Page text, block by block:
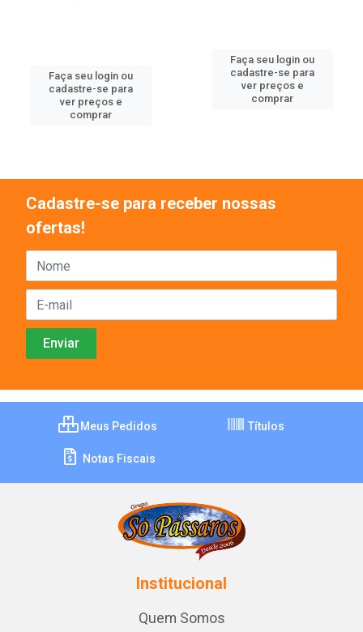
Faça seu login ou
cadastre-se para
ver preços e
comprar
Faça seu login ou
cadastre-se para
ver preços e
comprar
Cadastre-se para receber nossas
ofertas!
Meus Pedidos Títulos
Notas Fiscais
Institucional
Quem Somos